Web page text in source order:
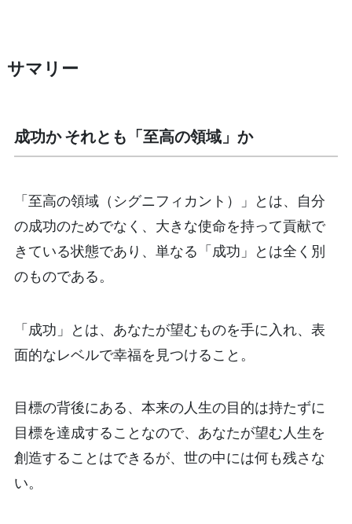
サマリー
成功か それとも「至高の領域」か
「至高の領域（シグニフィカント）」とは、自分
の成功のためでなく、大きな使命を持って貢献で
きている状態であり、単なる「成功」とは全く別
のものである。
「成功」とは、あなたが望むものを手に入れ、表
面的なレベルで幸福を見つけること。
目標の背後にある、本来の人生の目的は持たずに
目標を達成することなので、あなたが望む人生を
創造することはできるが、世の中には何も残さな
い。